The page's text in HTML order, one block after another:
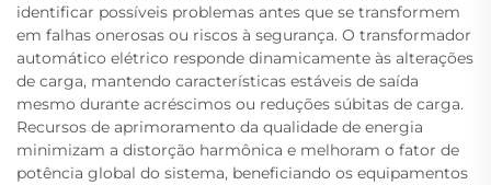
identificar possíveis problemas antes que se transformem
em falhas onerosas ou riscos à segurança. O transformador
automático elétrico responde dinamicamente às alterações
de carga, mantendo características estáveis de saída
mesmo durante acréscimos ou reduções súbitas de carga.
Recursos de aprimoramento da qualidade de energia
minimizam a distorção harmônica e melhoram o fator de
potência global do sistema, beneficiando os equipamentos